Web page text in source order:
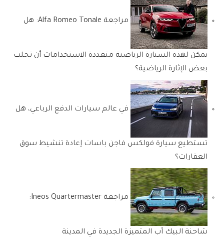
مراجعة Alfa Romeo Tonale: هل
يمكن لهذه السيارة الرياضية متعددة الاستخدامات أن تجلب
بعض الإثارة الرياضية؟
في عالم سيارات الدفع الرباعي، هل
تستطيع سيارة فولكس فاجن باسات إعادة تنشيط سوق
العقارات؟
مراجعة Ineos Quartermaster:
شاحنة البيك أب المتميزة الجديدة في المدينة